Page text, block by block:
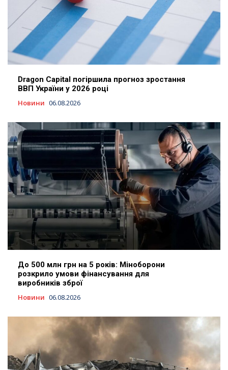
Dragon Capital погіршила прогноз зростання
ВВП України у 2026 році
Новини 06.08.2026
До 500 млн грн на 5 років: Міноборони
розкрило умови фінансування для
виробників зброї
Новини 06.08.2026